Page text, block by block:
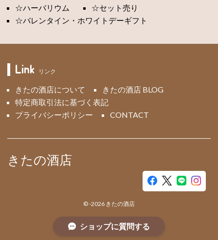
☆ハーバリウム
☆セット売り
☆バレンタイン・ホワイトデーギフト
Link リンク
きたの酒店について
きたの酒店 BLOG
特定商取引法に基づく表記
プライバシーポリシー
CONTACT
きたの酒店
©-2026 きたの酒店
ショップに質問する